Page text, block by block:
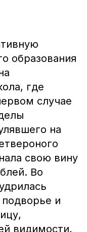
образования
где
случае
на
свою вину
Во
подворье и
видимости,